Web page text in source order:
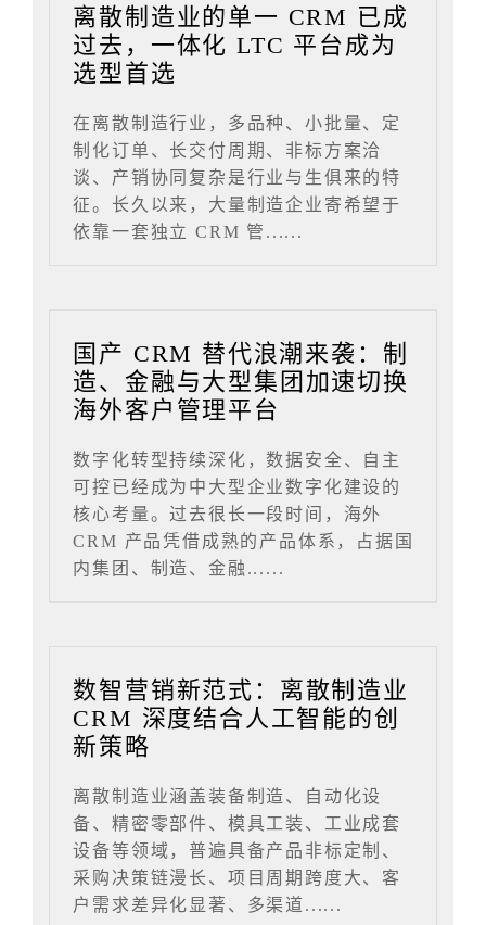
离散制造业的单一 CRM 已成
过去，一体化 LTC 平台成为
选型首选
在离散制造行业，多品种、小批量、定
制化订单、长交付周期、非标方案洽
谈、产销协同复杂是行业与生俱来的特
征。长久以来，大量制造企业寄希望于
依靠一套独立 CRM 管......
国产 CRM 替代浪潮来袭：制
造、金融与大型集团加速切换
海外客户管理平台
数字化转型持续深化，数据安全、自主
可控已经成为中大型企业数字化建设的
核心考量。过去很长一段时间，海外
CRM 产品凭借成熟的产品体系，占据国
内集团、制造、金融......
数智营销新范式：离散制造业
CRM 深度结合人工智能的创
新策略
离散制造业涵盖装备制造、自动化设
备、精密零部件、模具工装、工业成套
设备等领域，普遍具备产品非标定制、
采购决策链漫长、项目周期跨度大、客
户需求差异化显著、多渠道......